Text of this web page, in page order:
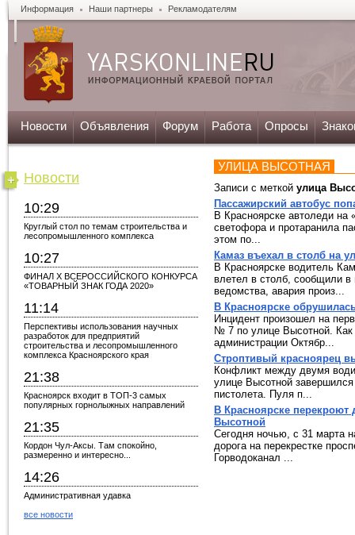
Информация Наши партнеры Рекламодателям
Новости Объявления Форум Работа Опросы
Новости
10:29
Круглый стол по темам строительства и
лесопромышленного комплекса
10:27
ФИНАЛ X ВСЕРОССИЙСКОГО КОНКУРСА
«ТОВАРНЫЙ ЗНАК ГОДА 2020»
11:14
Перспективы использования научных
разработок для предприятий
строительства и лесопромышленного
комплекса Красноярского края
21:38
Красноярск входит в ТОП-3 самых
популярных горнолыжных направлений
21:35
Кордон Чул-Аксы. Там спокойно,
размеренно и интересно...
14:26
Административная удавка
все новости
УЛИЦА ВЫСОТНАЯ
Записи с меткой улица
Пассажирский автобус
В Красноярске автоледи на
светофора и протаранила
этом по...
Камаз въехал в столб на
В Красноярске водитель
влетел в столб, сообщили
ведомства, авария произ...
В Красноярске
Инцидент произошел на
№ 7 по улице Высотной. Как
администрации Октябр...
Строптивый красноярец
Конфликт между двумя
улице Высотной
пистолета. Пуля п...
В Красноярске перекроют
Высотной
Сегодня ночью, с 31 марта
дорога на перекрестке
Горводоканал ...